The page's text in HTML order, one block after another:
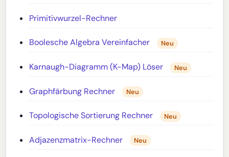
Primitivwurzel-Rechner
Boolesche Algebra Vereinfacher Neu
Karnaugh-Diagramm (K-Map) Löser Neu
Graphfärbung Rechner Neu
Topologische Sortierung Rechner Neu
Adjazenzmatrix-Rechner Neu